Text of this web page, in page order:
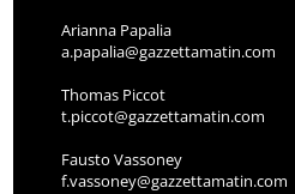
Arianna Papalia
a.papalia@gazzettamatin.com
Thomas Piccot
t.piccot@gazzettamatin.com
Fausto Vassoney
f.vassoney@gazzettamatin.com